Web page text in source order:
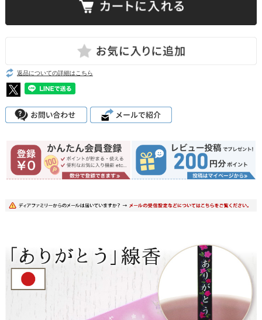
返品についての詳細はこちら